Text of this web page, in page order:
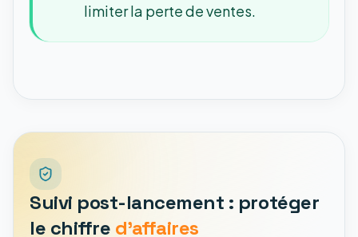
limiter la perte de ventes.
Suivi post-lancement : protéger
le chiffre d'affaires